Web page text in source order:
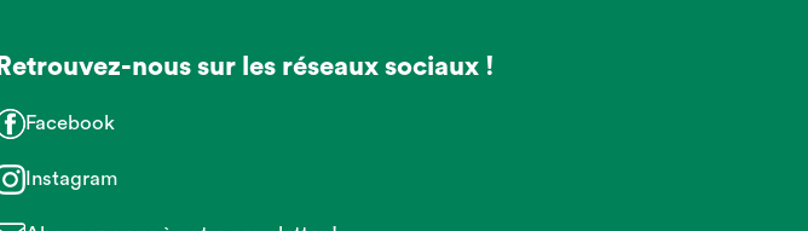
Retrouvez-nous sur les réseaux sociaux !
Facebook
Instagram